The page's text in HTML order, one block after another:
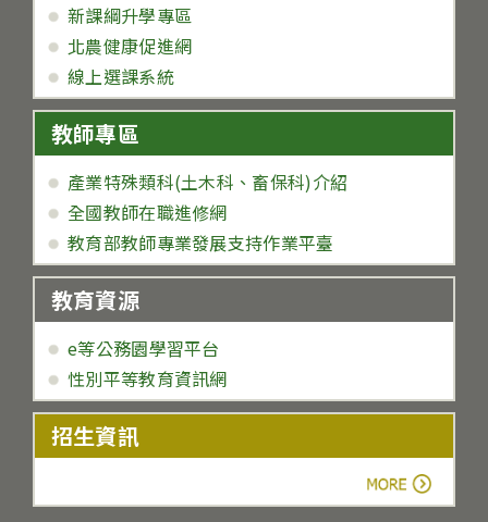
新課綱升學專區
北農健康促進網
線上選課系統
教師專區
產業特殊類科(土木科、畜保科)介紹
全國教師在職進修網
教育部教師專業發展支持作業平臺
教育資源
e等公務園學習平台
性別平等教育資訊網
招生資訊